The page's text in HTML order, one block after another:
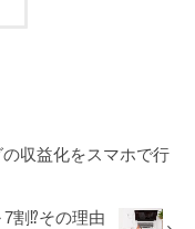
の収益化をスマホで行
割⁉その理由